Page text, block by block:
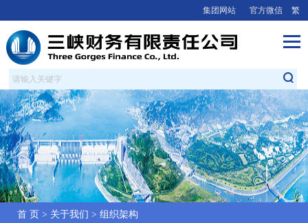
集团网站 官方微信 繁
首 页 > 关于我们 > 组织架构